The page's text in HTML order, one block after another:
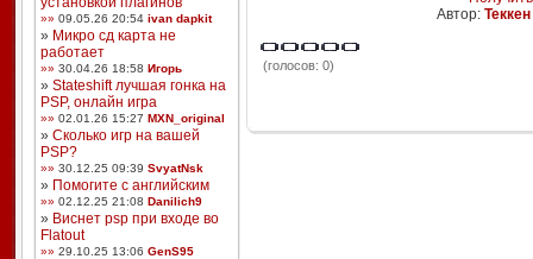
»» 09.05.26 20:54 ivan dapkit
» Микро сд карта не
работает
»» 30.04.26 18:58 Игорь
» Stateshift лучшая гонка на
PSP, онлайн игра
»» 02.01.26 15:27 MXN_original
» Сколько игр на вашей
PSP?
»» 30.12.25 09:39 SvyatNsk
» Помогите с английским
»» 02.12.25 21:08 Danilich9
» Виснет psp при входе во
Flatout
»» 29.10.25 13:06 GenS95
Автор: Теккен
(голосов: 0)